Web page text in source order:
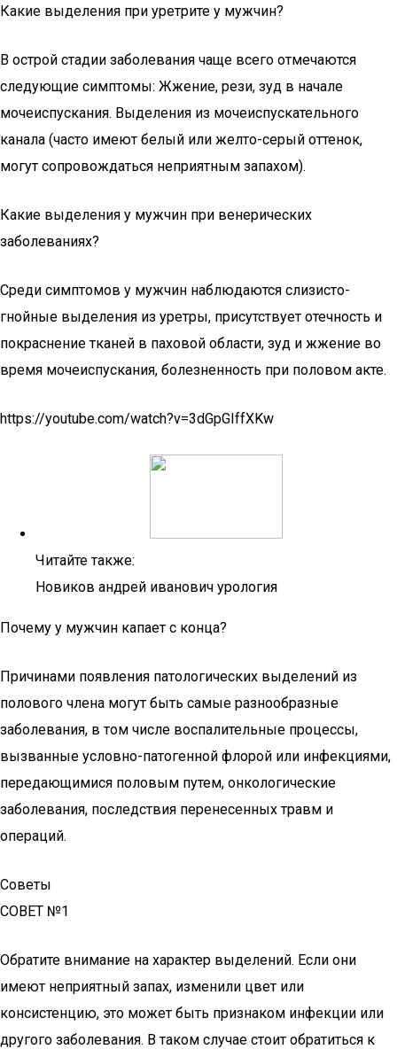
Какие выделения при уретрите у мужчин?
В острой стадии заболевания чаще всего отмечаются
следующие симптомы: Жжение, рези, зуд в начале
мочеиспускания. Выделения из мочеиспускательного
канала (часто имеют белый или желто-серый оттенок,
могут сопровождаться неприятным запахом).
Какие выделения у мужчин при венерических
заболеваниях?
Среди симптомов у мужчин наблюдаются слизисто-
гнойные выделения из уретры, присутствует отечность и
покраснение тканей в паховой области, зуд и жжение во
время мочеиспускания, болезненность при половом акте.
https://youtube.com/watch?v=3dGpGIffXKw
Читайте также:
Новиков андрей иванович урология
Почему у мужчин капает с конца?
Причинами появления патологических выделений из
полового члена могут быть самые разнообразные
заболевания, в том числе воспалительные процессы,
вызванные условно-патогенной флорой или инфекциями,
передающимися половым путем, онкологические
заболевания, последствия перенесенных травм и
операций.
Советы
СОВЕТ №1
Обратите внимание на характер выделений. Если они
имеют неприятный запах, изменили цвет или
консистенцию, это может быть признаком инфекции или
другого заболевания. В таком случае стоит обратиться к